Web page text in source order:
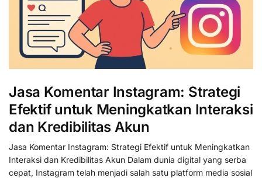
Jasa Komentar Instagram: Strategi
Efektif untuk Meningkatkan Interaksi
dan Kredibilitas Akun
Jasa Komentar Instagram: Strategi Efektif untuk Meningkatkan
Interaksi dan Kredibilitas Akun Dalam dunia digital yang serba
cepat, Instagram telah menjadi salah satu platform media sosial